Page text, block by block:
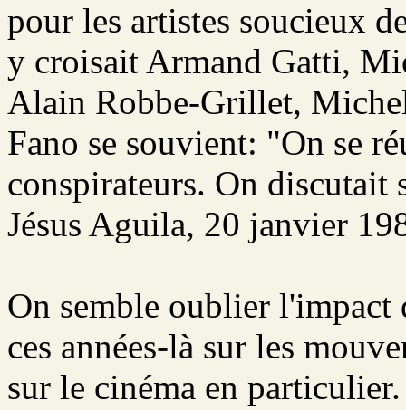
pour les artistes soucieux
y croisait Armand Gatti,
Alain Robbe-Grillet,
Fano se souvient: "On se
conspirateurs. On discutait
Jésus Aguila, 20 janvier
On semble oublier l'impact
ces années-là sur les
sur le cinéma en